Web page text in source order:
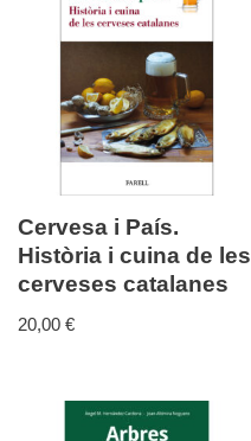
Cervesa i País.
Història i cuina de les
cerveses catalanes
20,00 €